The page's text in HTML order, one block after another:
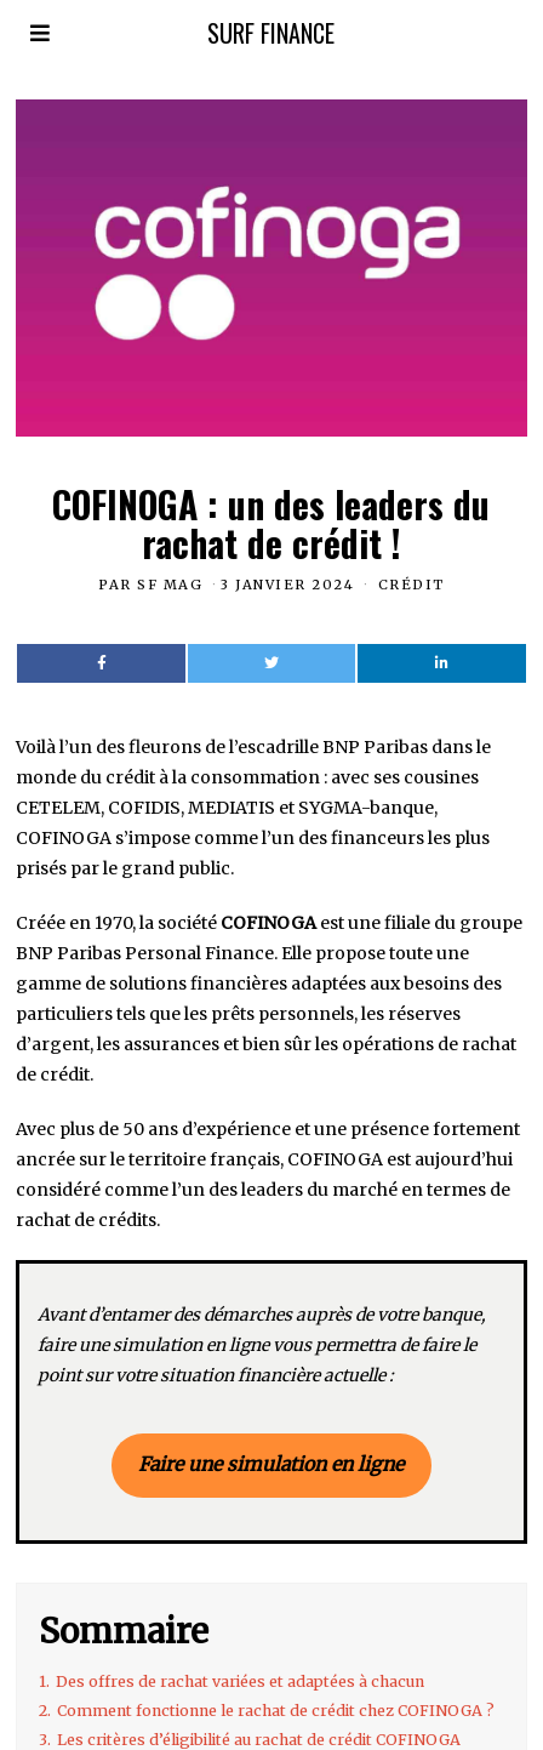
SURF FINANCE
COFINOGA : un des leaders du
rachat de crédit !
PARSF MAG 3 JANVIER 2024 CRÉDIT
Voilà l’un des fleurons de l’escadrille BNP Paribas dans le
monde du crédit à la consommation : avec ses cousines
CETELEM, COFIDIS, MEDIATIS et SYGMA-banque,
COFINOGA s’impose comme l’un des financeurs les plus
prisés par le grand public.
Créée en 1970, la société COFINOGAest une filiale du groupe
BNP Paribas Personal Finance. Elle propose toute une
gamme de solutions financières adaptées aux besoins des
particuliers tels que les prêts personnels, les réserves
d’argent, les assurances et bien sûr les opérations de rachat
de crédit.
Avec plus de 50 ans d’expérience et une présence fortement
ancrée sur le territoire français, COFINOGA est aujourd’hui
considéré comme l’un des leaders du marché en termes de
rachat de crédits.
Avant d’entamer des démarches auprès de votre banque,
faire une simulation en ligne vous permettra de faire le
point sur votre situation financière actuelle :
Faire une simulation en ligne
Sommaire
1. Des offres de rachat variées et adaptées à chacun
2. Comment fonctionne le rachat de crédit chez COFINOGA ?
3. Les critères d’éligibilité au rachat de crédit COFINOGA